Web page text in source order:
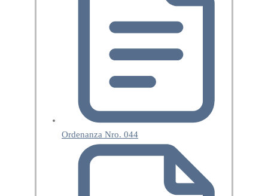
Ordenanza Nro. 044